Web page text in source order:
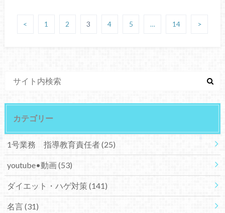
< 1 2 3 4 5 … 14 >
カテゴリー
1号業務 指導教育責任者(25)
youtube•動画(53)
ダイエット・ハゲ対策(141)
名言(31)